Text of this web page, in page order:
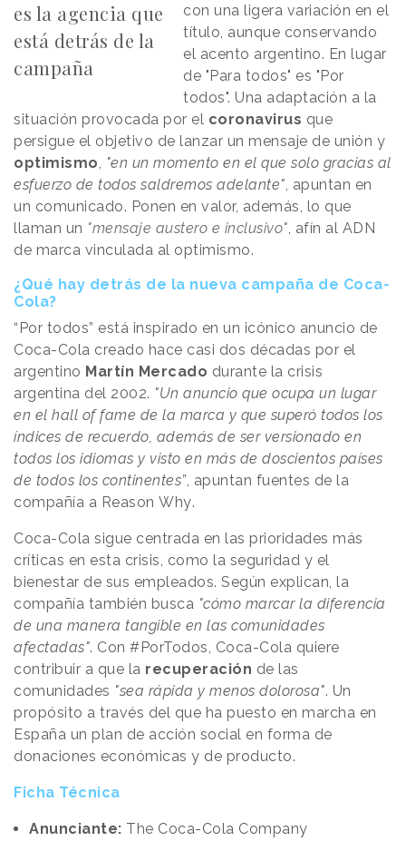
es la agencia que
está detrás de la
campaña
con una ligera variación en el
título, aunque conservando
el acento argentino. En lugar
de "Para todos" es "Por
todos". Una adaptación a la
situación provocada por el coronavirus que
persigue el objetivo de lanzar un mensaje de unión y
optimismo, "en un momento en el que solo gracias al
esfuerzo de todos saldremos adelante", apuntan en
un comunicado. Ponen en valor, además, lo que
llaman un "mensaje austero e inclusivo", afín al ADN
de marca vinculada al optimismo.
¿Qué hay detrás de la nueva campaña de Coca-
Cola?
“Por todos” está inspirado en un icónico anuncio de
Coca-Cola creado hace casi dos décadas por el
argentino Martín Mercado durante la crisis
argentina del 2002. "Un anuncio que ocupa un lugar
en el hall of fame de la marca y que superó todos los
índices de recuerdo, además de ser versionado en
todos los idiomas y visto en más de doscientos países
de todos los continentes”, apuntan fuentes de la
compañía a Reason Why.
Coca-Cola sigue centrada en las prioridades más
críticas en esta crisis, como la seguridad y el
bienestar de sus empleados. Según explican, la
compañía también busca "cómo marcar la diferencia
de una manera tangible en las comunidades
afectadas". Con #PorTodos, Coca-Cola quiere
contribuir a que la recuperación de las
comunidades "sea rápida y menos dolorosa". Un
propósito a través del que ha puesto en marcha en
España un plan de acción social en forma de
donaciones económicas y de producto.
Ficha Técnica
Anunciante: The Coca-Cola Company